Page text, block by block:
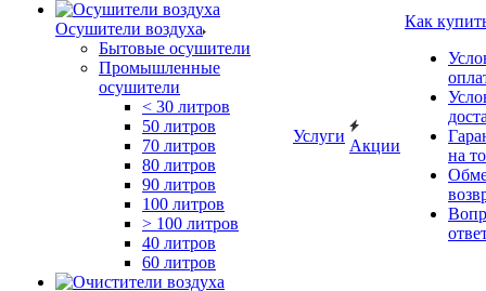
Осушители воздуха
Бытовые осушители
Промышленные
осушители
< 30 литров
50 литров
70 литров
80 литров
90 литров
100 литров
> 100 литров
40 литров
60 литров
Услуги
Акции
Как
на